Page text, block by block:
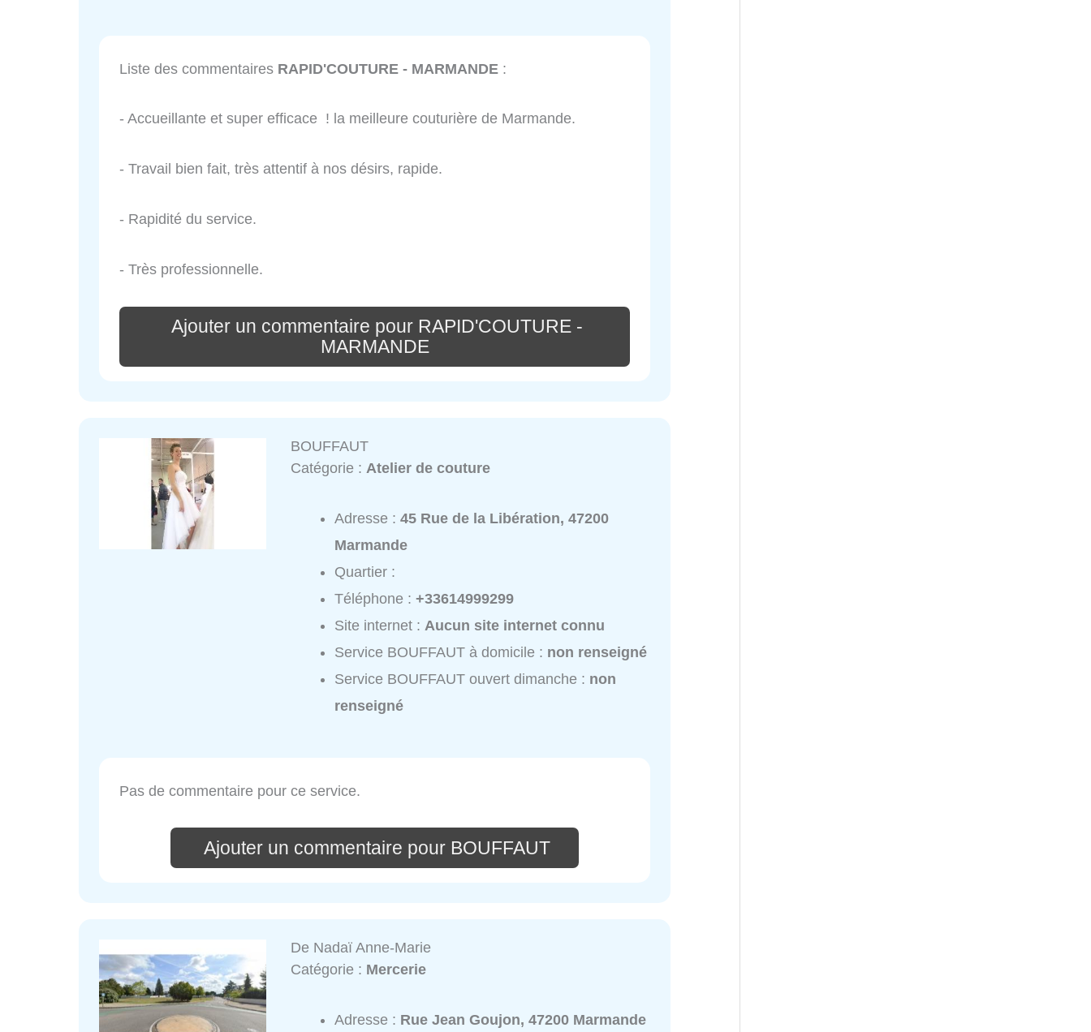
Liste des commentaires RAPID'COUTURE - MARMANDE :
- Accueillante et super efficace ! la meilleure couturière de Marmande.
- Travail bien fait, très attentif à nos désirs, rapide.
- Rapidité du service.
- Très professionnelle.
Ajouter un commentaire pour RAPID'COUTURE -
MARMANDE
BOUFFAUT
Catégorie : Atelier de couture
Adresse :45 Rue de la Libération, 47200
Marmande
Quartier :
Téléphone :+33614999299
Site internet : Aucun site internet connu
Service BOUFFAUT à domicile : non renseigné
Service BOUFFAUT ouvert dimanche : non
renseigné
Pas de commentaire pour ce service.
Ajouter un commentaire pour BOUFFAUT
De Nadaï Anne-Marie
Catégorie : Mercerie
Adresse : Rue Jean Goujon, 47200 Marmande